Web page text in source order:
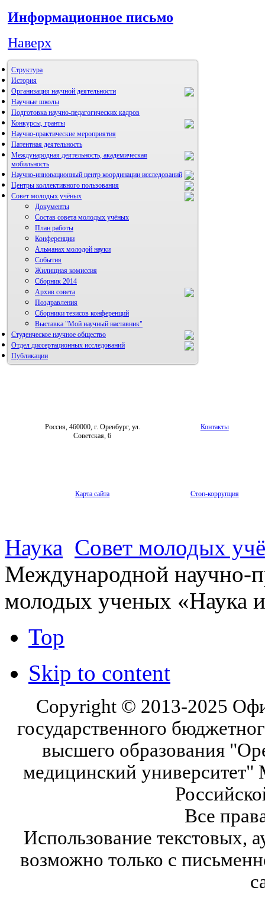
Информационное письмо
Наверх
Структура
История
Организация научной деятельности
Научные школы
Подготовка научно-педагогических кадров
Конкурсы, гранты
Научно-практические мероприятия
Патентная деятельность
Международная деятельность, академическая
мобильность
Научно-инновационный центр координации исследований
НИИ микрохирургии и клинической анатомии
Центры коллективного пользования
Совет молодых учёных
Документы
Состав совета молодых учёных
План работы
Конференции
Альманах молодой науки
События
Жилищная комиссия
Сборник 2014
Архив совета
Поздравления
Сборники тезисов конференций
Выставка "Мой научный наставник"
Студенческое научное общество
Отдел диссертационных исследований
Публикации
Россия, 460000, г. Оренбург, ул.
Советская, 6
Контакты
Карта сайта Стоп-коррупция
Наука Совет молодых
Международной научно-
молодых ученых «Наука
Top
Skip to content
Copyright © 2013-2025
государственного
высшего образования
медицинский университет"
Все
Использование текстовых,
возможно только с